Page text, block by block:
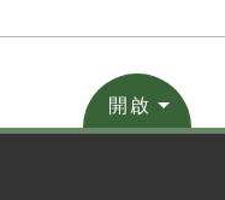
開啟